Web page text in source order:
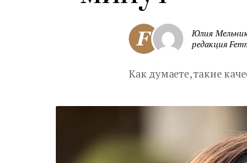
Юлия
редакция
Как думаете, такие